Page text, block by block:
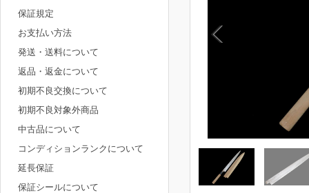
保証規定
お支払い方法
発送・送料について
返品・返金について
初期不良交換について
初期不良対象外商品
中古品について
コンディションランクについて
延長保証
保証シールについて